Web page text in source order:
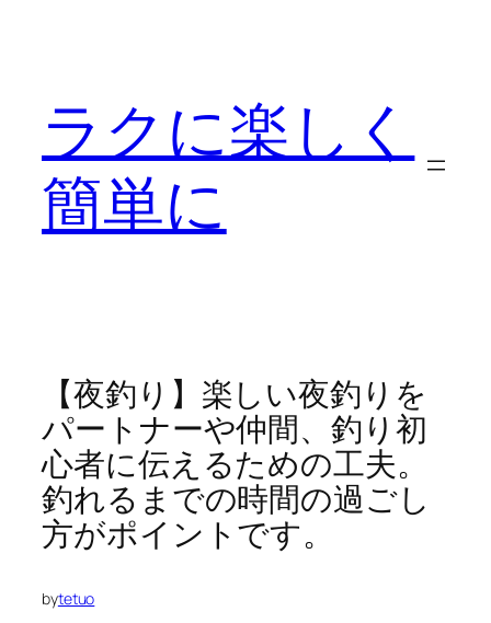
ラクに楽しく
簡単に
【夜釣り】楽しい夜釣りを
パートナーや仲間、釣り初
心者に伝えるための工夫。
釣れるまでの時間の過ごし
方がポイントです。
bytetuo